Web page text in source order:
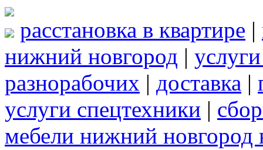
расстановка в квартире |
нижний новгород |
разнорабочих | доставка |
услуги спецтехники |
мебели нижний новгород